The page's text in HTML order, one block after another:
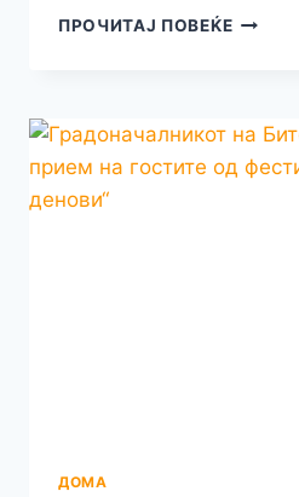
ПРОЧИТАЈ ПОВЕЌЕБИЗНИС
(ФД
МИНТ
ДОМА